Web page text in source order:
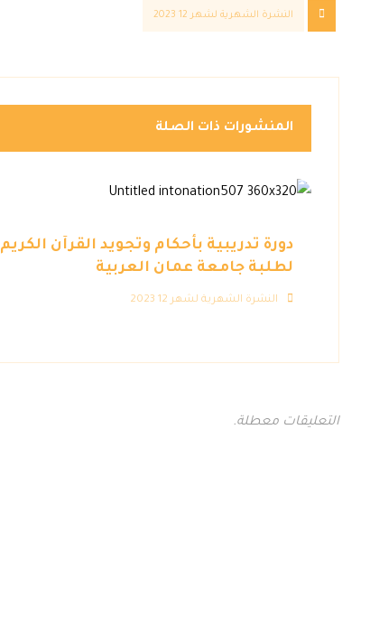
النشرة الشهرية لشهر 12 2023
المنشورات ذات الصلة
دورة تدريبية بأحكام وتجويد القرآن الكريم
لطلبة جامعة عمان العربية
النشرة الشهرية لشهر 12 2023
التعليقات معطلة.